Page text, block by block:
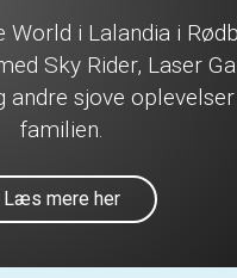
i Lalandia i
Sky Rider, Laser
sjove
familien.
Læs mere her